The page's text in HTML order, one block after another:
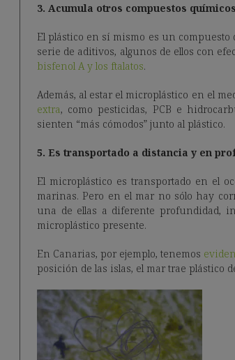
3. Acumula otros compuestos químicos
El plástico en sí mismo es un
serie de aditivos, algunos de ellos con
bisfenol A y los ftalatos.
Además, al estar el microplástico en el
extra, como pesticidas, PCB e
sienten “más cómodos” junto al plástico.
5. Es transportado a distancia y en
El microplástico es transportado en el
marinas. Pero en el mar no sólo hay
una de ellas a diferente profundidad,
microplástico presente.
En Canarias, por ejemplo, tenemos
posición de las islas, el mar trae plástico